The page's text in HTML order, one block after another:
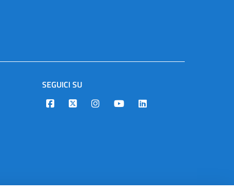
SEGUICI SU
Designers Italia
TwitterInstagramYoutubeLinkedin